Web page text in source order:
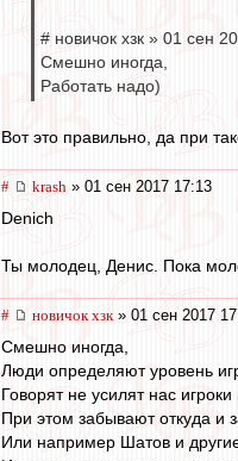
# новичок хзк » 01 сен
Смешно иногда,
Работать надо)
Вот это правильно, да при
# krash » 01 сен 2017 17:13
Denich
Ты молодец, Денис. Пока
# новичок хзк» 01 сен 2017
Смешно иногда,
Люди определяют уровень
Говорят не усилят нас
При этом забывают откуда и
Или например Шатов и